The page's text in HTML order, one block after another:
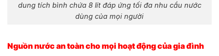
dung tích bình chứa 8 lít đáp ứng tối đa nhu cầu nước
dùng của mọi người
Nguồn nước an toàn cho mọi hoạt động của gia đình